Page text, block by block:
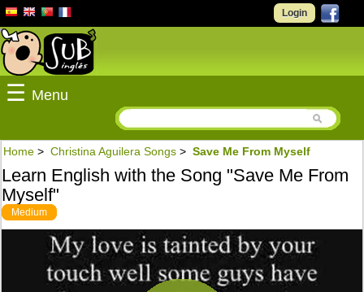
Login
☰ Menu
Home > Christina Aguilera Songs > Save Me From Myself
Learn English with the Song "Save Me From
Myself"
Medium